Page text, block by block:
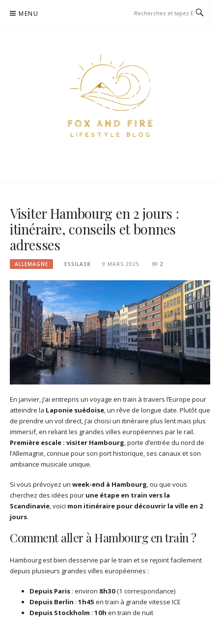
MENU
Visiter Hambourg en 2 jours :
itinéraire, conseils et bonnes
adresses
ALLEMAGNE ESSILA38 9 MARS 2025 2
En janvier, j’ai entrepris un voyage en train à travers l’Europe pour
atteindre la Laponie suédoise, un rêve de longue date. Plutôt que
de prendre un vol direct, j’ai choisi un itinéraire plus lent mais plus
immersif, en reliant les grandes villes européennes par le rail.
Première escale : visiter Hambourg, porte d’entrée du nord de
l’Allemagne, connue pour son port historique, ses canaux et son
ambiance musicale unique.
Si vous prévoyez un week-end à Hambourg , ou que vous
cherchez des idées pour une étape en train vers la
Scandinavie , voici mon itinéraire pour découvrir la ville en 2
jours.
Comment aller à Hambourg en train ?
Hambourg est bien desservie par le train et se rejoint facilement
depuis plusieurs grandes villes européennes :
Depuis Paris : environ 8h30(1 correspondance)
Depuis Berlin : 1h45 en train à grande vitesse ICE
Depuis Stockholm : 10h en train de nuit